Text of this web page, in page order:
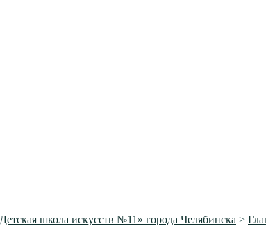
школа искусств №11» города Челябинска >